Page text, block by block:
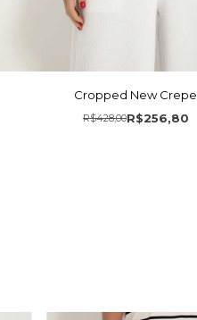
Cropped New Crepe
R$256,80
R$428,00